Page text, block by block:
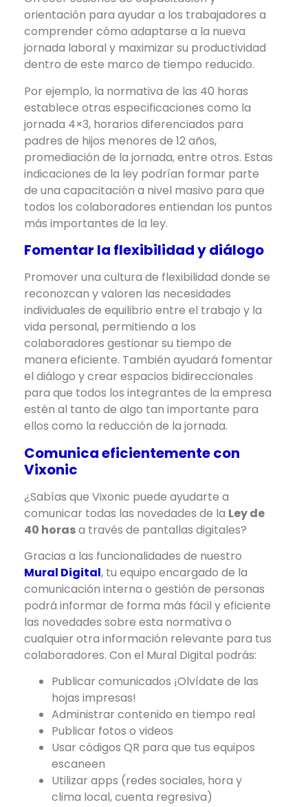
orientación para ayudar a los trabajadores a
comprender cómo adaptarse a la nueva
jornada laboral y maximizar su productividad
dentro de este marco de tiempo reducido.
Por ejemplo, la normativa de las 40 horas
establece otras especificaciones como la
jornada 4×3, horarios diferenciados para
padres de hijos menores de 12 años,
promediación de la jornada, entre otros. Estas
indicaciones de la ley podrían formar parte
de una capacitación a nivel masivo para que
todos los colaboradores entiendan los puntos
más importantes de la ley.
Fomentar la flexibilidad y diálogo
Promover una cultura de flexibilidad donde se
reconozcan y valoren las necesidades
individuales de equilibrio entre el trabajo y la
vida personal, permitiendo a los
colaboradores gestionar su tiempo de
manera eficiente. También ayudará fomentar
el diálogo y crear espacios bidireccionales
para que todos los integrantes de la empresa
estén al tanto de algo tan importante para
ellos como la reducción de la jornada.
Comunica eficientemente con
Vixonic
¿Sabías que Vixonic puede ayudarte a
comunicar todas las novedades de la Ley de
40 horasa través de pantallas digitales?
Gracias a las funcionalidades de nuestro
Mural Digital, tu equipo encargado de la
comunicación interna o gestión de personas
podrá informar de forma más fácil y eficiente
las novedades sobre esta normativa o
cualquier otra información relevante para tus
colaboradores. Con el Mural Digital podrás:
Publicar comunicados ¡Olvídate de las
hojas impresas!
Administrar contenido en tiempo real
Publicar fotos o videos
Usar códigos QR para que tus equipos
escaneen
Utilizar apps (redes sociales, hora y
clima local, cuenta regresiva)